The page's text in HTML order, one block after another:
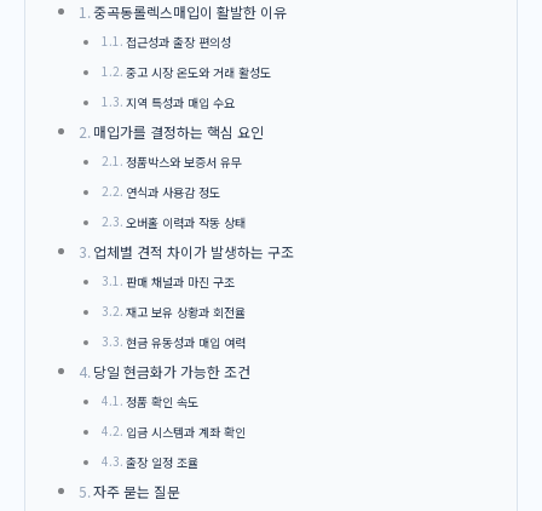
중곡동롤렉스매입이 활발한 이유
접근성과 출장 편의성
중고 시장 온도와 거래 활성도
지역 특성과 매입 수요
매입가를 결정하는 핵심 요인
정품박스와 보증서 유무
연식과 사용감 정도
오버홀 이력과 작동 상태
업체별 견적 차이가 발생하는 구조
판매 채널과 마진 구조
재고 보유 상황과 회전율
현금 유동성과 매입 여력
당일 현금화가 가능한 조건
정품 확인 속도
입금 시스템과 계좌 확인
출장 일정 조율
자주 묻는 질문